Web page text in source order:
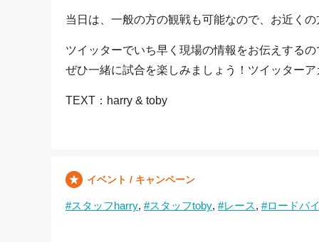
当日は、一般の方の観戦も可能なので、お近く
ツイッターでいち早く現場の情報をお伝えする
ぜひ一緒に試合を楽しみましょう！ツイッター
TEXT：harry & toby
イベント / キャンペーン
スタッフharry スタッフtoby レース ロードバ